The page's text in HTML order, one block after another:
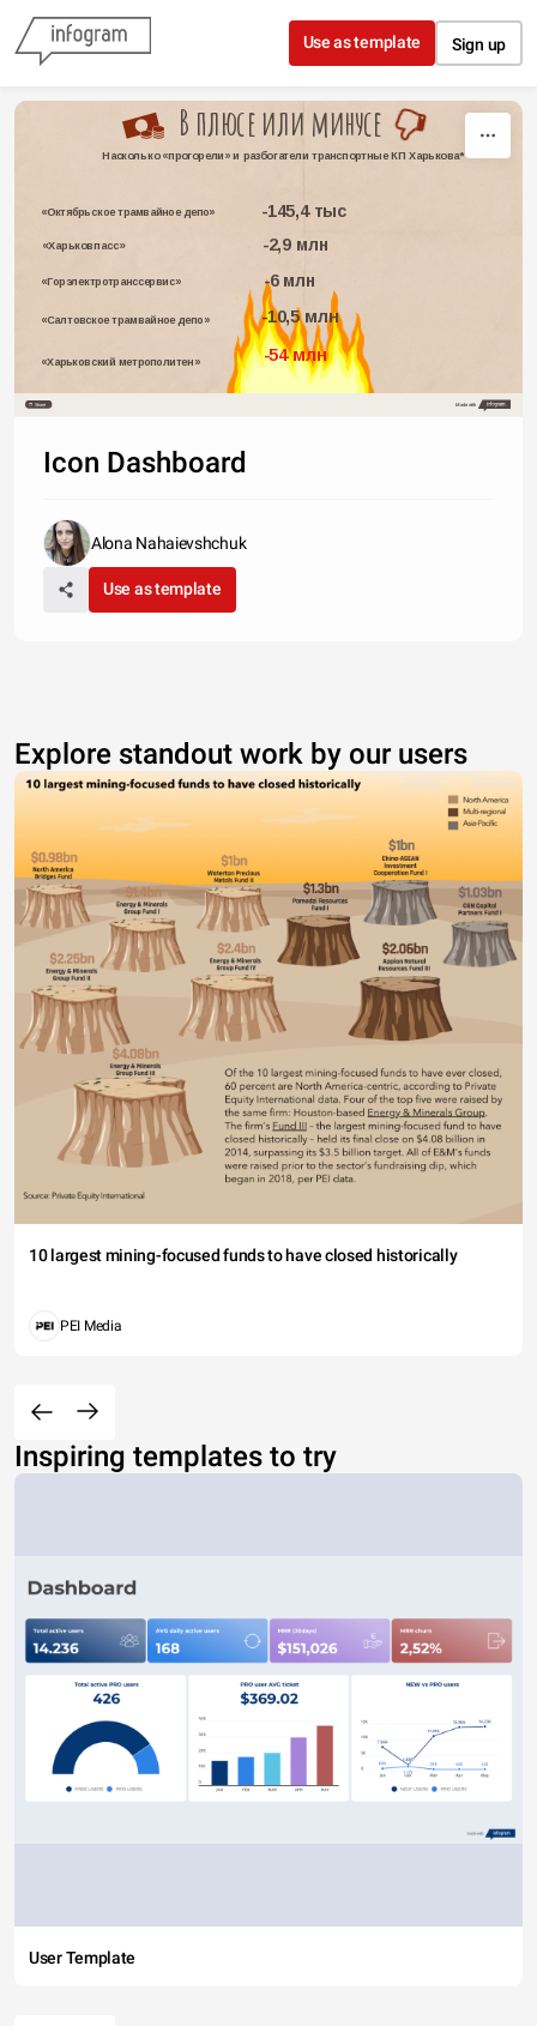
Skip to content
Use as template Sign up
В плюсе или минусе
Насколько «прогорели» и разбогатели транспортные КП Харькова*
-145,4 тыс
«Октябрьское трамвайное депо»
-2,9 млн
«Харьковпасс»
-6 млн
«Горэлектротранссервис»
-10,5 млн
«Салтовское трамвайное депо»
-54 млн
«Харьковский метрополитен»
Share Made with
Icon Dashboard
Alona Nahaievshchuk
Use as template
Explore standout work by our users
10 largest mining-focused funds to have closed historically
PEI Media
Inspiring templates to try
User Template